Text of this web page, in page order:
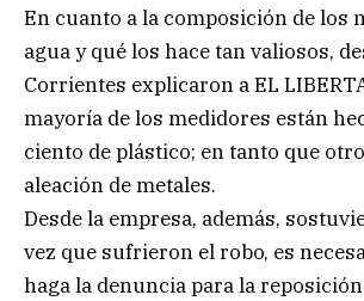
En cuanto a la composición de los
agua y qué los hace tan valiosos,
Corrientes explicaron a EL
mayoría de los medidores están
ciento de plástico; en tanto que
aleación de metales.
Desde la empresa, además,
vez que sufrieron el robo, es
haga la denuncia para la